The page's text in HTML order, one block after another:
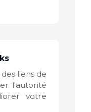
liens de
l'autorité
votre